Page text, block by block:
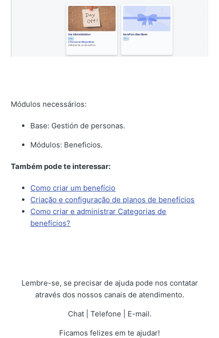
Módulos necessários:
Base: Gestión de personas.
Módulos: Beneficios.
Também pode te interessar:
Como criar um benefício
Criação e configuração de planos de benefícios
Como criar e administrar Categorias de
benefícios?
Lembre-se, se precisar de ajuda pode nos contatar
através dos nossos canais de atendimento.
Chat | Telefone | E-mail.
Ficamos felizes em te ajudar!